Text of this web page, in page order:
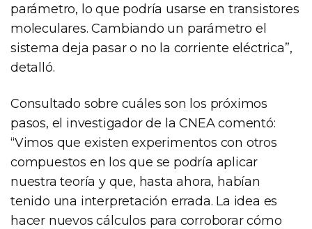
parámetro, lo que podría usarse en transistores
moleculares. Cambiando un parámetro el
sistema deja pasar o no la corriente eléctrica”,
detalló.
Consultado sobre cuáles son los próximos
pasos, el investigador de la CNEA comentó:
“Vimos que existen experimentos con otros
compuestos en los que se podría aplicar
nuestra teoría y que, hasta ahora, habían
tenido una interpretación errada. La idea es
hacer nuevos cálculos para corroborar cómo